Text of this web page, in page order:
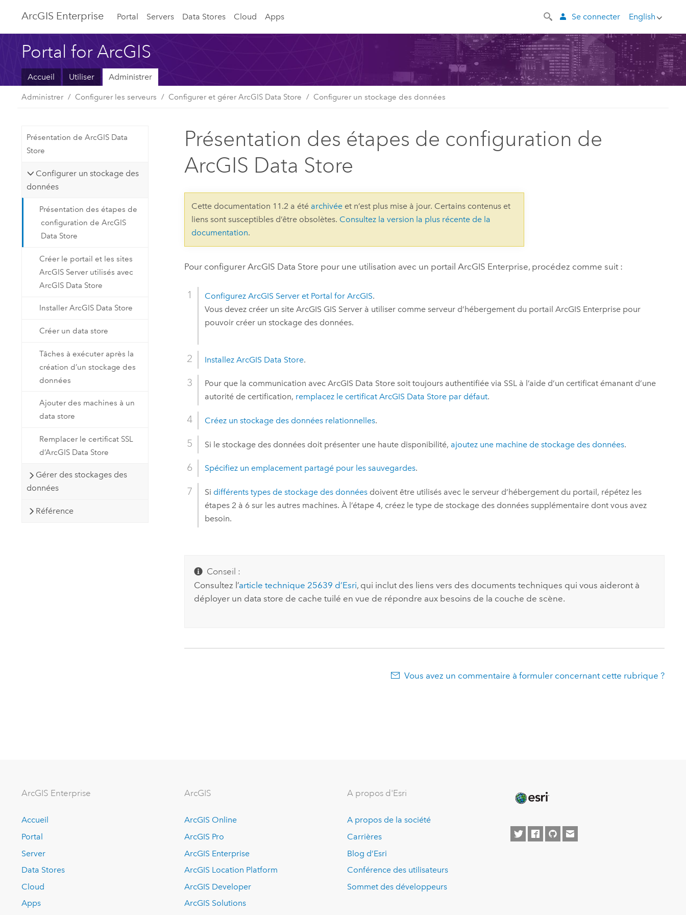
ArcGIS Enterprise Portal Servers Data Stores Cloud Apps English
Se connecter
Portal for ArcGIS
Accueil Utiliser Administrer
Administrer Configurer les serveurs Configurer et gérer ArcGIS Data Store Configurer un stockage des données
Présentation de ArcGIS Data
Store
Configurer un stockage des
données
Présentation des étapes de
configuration de ArcGIS
Data Store
Créer le portail et les sites
ArcGIS Server utilisés avec
ArcGIS Data Store
Installer ArcGIS Data Store
Créer un data store
Tâches à exécuter après la
création d’un stockage des
données
Ajouter des machines à un
data store
Remplacer le certificat SSL
d’ArcGIS Data Store
Gérer des stockages des
données
Référence
Présentation des étapes de configuration de
ArcGIS Data Store
Cette documentation 11.2 a été archivée et n’est plus mise à jour. Certains contenus et
liens sont susceptibles d’être obsolètes. Consultez la version la plus récente de la
documentation.
Pour configurerArcGIS Data Store pour une utilisation avec un portailArcGIS Enterprise, procédez comme suit :
ConfigurezArcGIS Server et Portal for ArcGIS.
Vous devez créer un siteArcGIS GIS Server à utiliser comme serveur d’hébergement du portailArcGIS Enterprise pour
pouvoir créer un stockage des données.
InstallezArcGIS Data Store.
Pour que la communication avecArcGIS Data Store soit toujours authentifiée via SSL à l’aide d’un certificat émanant d’une
autorité de certification, remplacez le certificatArcGIS Data Store par défaut.
Créez un stockage des données relationnelles.
Si le stockage des données doit présenter une haute disponibilité, ajoutez une machine de stockage des données.
Spécifiez un emplacement partagé pour les sauvegardes.
Si différents types de stockage des données doivent être utilisés avec le serveur d’hébergement du portail, répétez les
étapes 2 à 6 sur les autres machines. À l’étape 4, créez le type de stockage des données supplémentaire dont vous avez
besoin.
Conseil :
Consultez l’article technique 25639 d’Esri, qui inclut des liens vers des documents techniques qui vous aideront à
déployer un data store de cache tuilé en vue de répondre aux besoins de la couche de scène.
Vous avez un commentaire à formuler concernant cette rubrique ?
ArcGIS Enterprise
Accueil
Portal
Server
Data Stores
Cloud
Apps
ArcGIS
ArcGIS Online
ArcGIS Pro
ArcGIS Enterprise
ArcGIS Location Platform
ArcGIS Developer
ArcGIS Solutions
A propos d'Esri
A propos de la société
Carrières
Blog d’Esri
Conférence des utilisateurs
Sommet des développeurs